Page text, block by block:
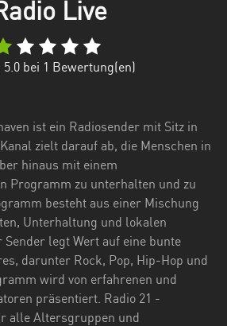
Live
5.0 bei 1 Bewertung(en)
ist ein Radiosender mit Sitz in
zielt darauf ab, die Menschen in
hinaus mit einem
Programm zu unterhalten und zu
besteht aus einer Mischung
Unterhaltung und lokalen
Sender legt Wert auf eine bunte
darunter Rock, Pop, Hip-Hop und
wird von erfahrenen und
präsentiert. Radio 21 -
alle Altersgruppen und